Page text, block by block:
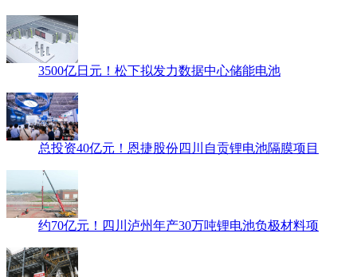
3500亿日元！松下拟发力数据中心储能电池
总投资40亿元！恩捷股份四川自贡锂电池隔膜项目
约70亿元！四川泸州年产30万吨锂电池负极材料项